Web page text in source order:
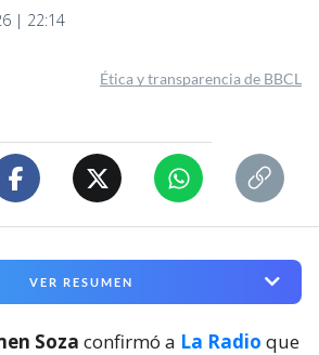
| 22:14
Ética y transparencia de BBCL
VER RESUMEN
Soza confirmó a La Radio que